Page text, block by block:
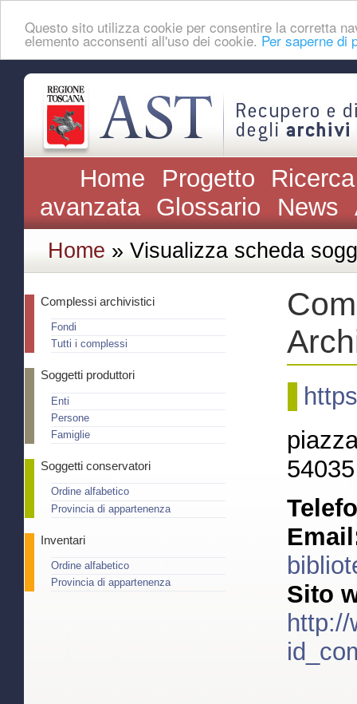
Questo sito utilizza cookie per consentire la corretta
elemento acconsenti all'uso dei cookie. Per saperne di
Home Progetto
avanzata Glossario News
Home » Visualizza scheda
Complessi archivistici
Fondi
Tutti i complessi
Soggetti produttori
Enti
Persone
Famiglie
Soggetti conservatori
Ordine alfabetico
Provincia di appartenenza
Inventari
Ordine alfabetico
Provincia di appartenenza
Sito